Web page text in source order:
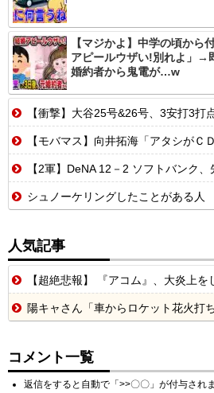
【マジかよ】中学の頃から
アピールウザい!別れよ」→
婚約者から鬼電が…w
【衝撃】大谷25号&26号、3安打3打点の活躍も一歩及ばず…それでも希望
【モバマス】向井拓海「アタシがＣＤデビューだと
【2軍】DeNA 12－2 ソフトバンク、先発竹田祐が最速150キロストレートで6回無
シュノーケリングしたことがある人
人気記事
【超絶悲報】 『アコム』、大炎上を
陽キャさん「車からロケット花火打ち上げたろｗｗｗ」 → サ
コメント一覧
返信をすると自動で「>>〇〇」が付与されま